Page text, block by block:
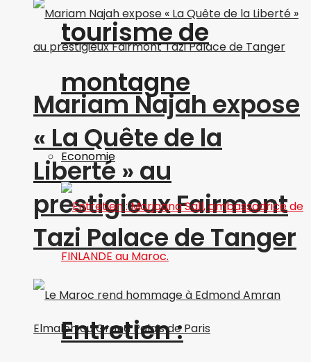
Mariam Najah expose
« La Quête de la
Liberté » au
prestigieux Fairmont
Tazi Palace de Tanger
tourisme de
montagne
Economie
Entretien :